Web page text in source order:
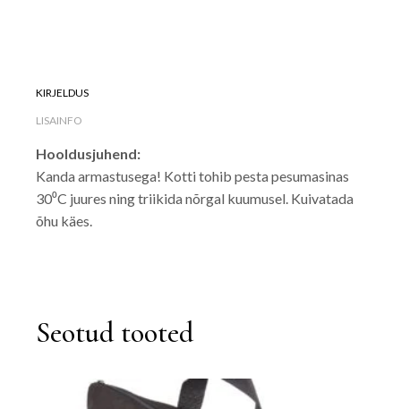
KIRJELDUS
LISAINFO
Hooldusjuhend:
Kanda armastusega! Kotti tohib pesta pesumasinas
30⁰C juures ning triikida nõrgal kuumusel. Kuivatada
õhu käes.
Seotud tooted